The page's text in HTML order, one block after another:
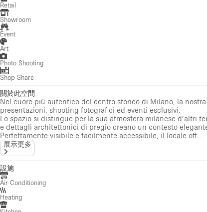
Retail
Showroom
Event
Art
Photo Shooting
Shop Share
關於此空間
Nel cuore più autentico del centro storico di Milano, la
presentazioni, shooting fotografici ed eventi esclusivi.
Lo spazio si distingue per la sua atmosfera milanese d’altri
e dettagli architettonici di pregio creano un contesto
Perfettamente visibile e facilmente accessibile, il locale off...
展示更多
設施
Air Conditioning
Heating